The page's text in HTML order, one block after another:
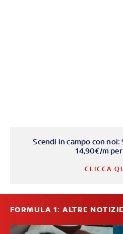
Scendi in campo con noi:
14,90€/m per
CLICCA
FORMULA 1: ALTRE NOTIZIE